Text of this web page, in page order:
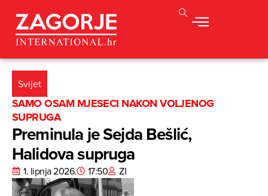
Svijet
SAMO OSAM MJESECI NAKON VOLJENOG
SUPRUGA
Preminula je Sejda Bešlić,
Halidova supruga
1. lipnja 2026. 17:50 ZI